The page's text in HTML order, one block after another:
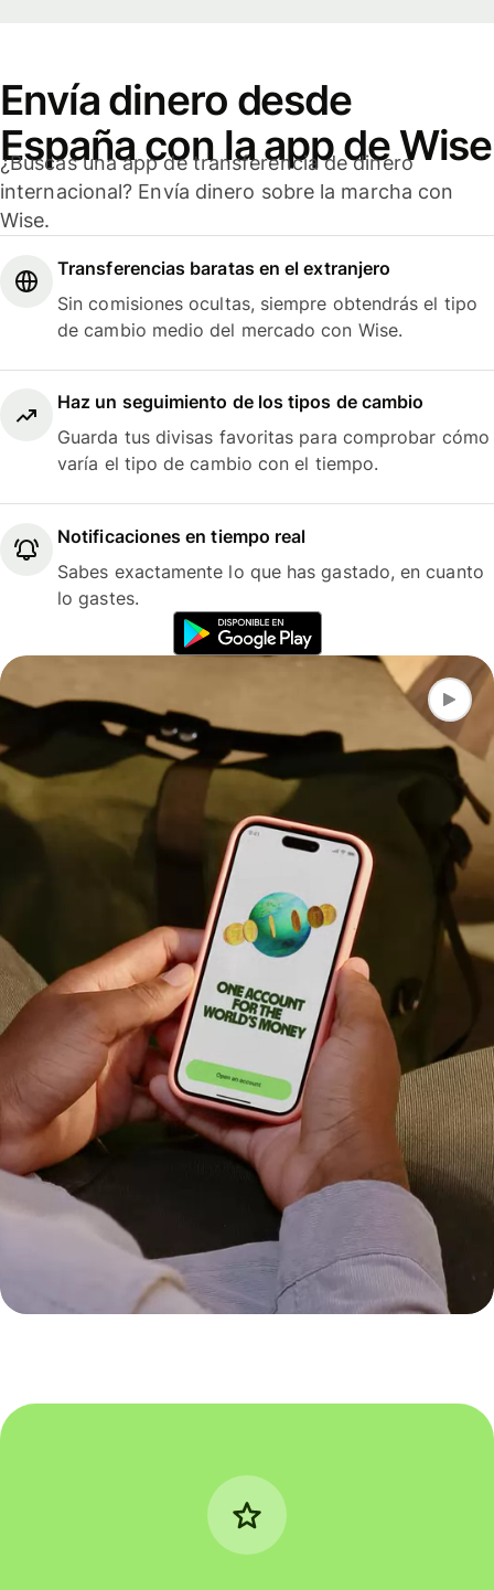
Envía dinero desde
España con la app de Wise
¿Buscas una app de transferencia de dinero
internacional? Envía dinero sobre la marcha con
Wise.
Transferencias baratas en el extranjero
Sin comisiones ocultas, siempre obtendrás el tipo
de cambio medio del mercado con Wise.
Haz un seguimiento de los tipos de cambio
Guarda tus divisas favoritas para comprobar cómo
varía el tipo de cambio con el tiempo.
Notificaciones en tiempo real
Sabes exactamente lo que has gastado, en cuanto
lo gastes.